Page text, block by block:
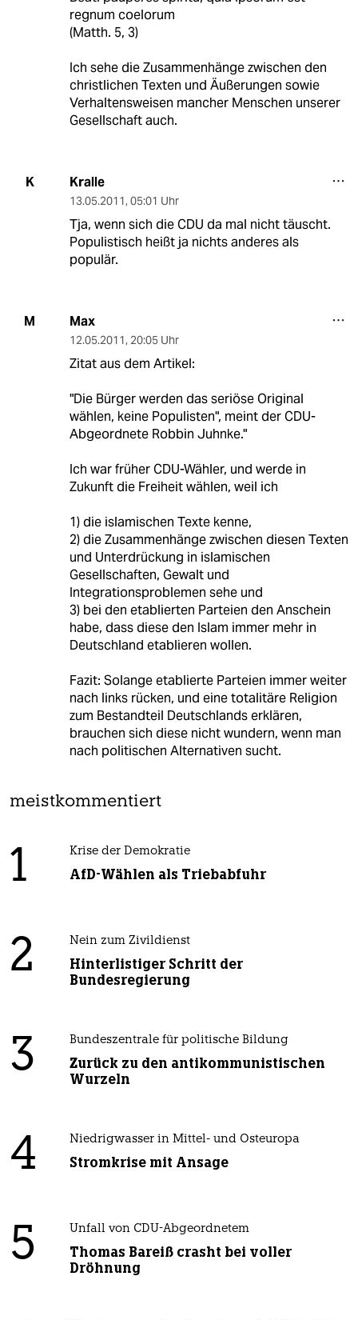
regnum coelorum
(Matth. 5, 3)
Ich sehe die Zusammenhänge zwischen den
christlichen Texten und Äußerungen sowie
Verhaltensweisen mancher Menschen unserer
Gesellschaft auch.
K Kralle
13.05.2011, 05:01 Uhr
Tja, wenn sich die CDU da mal nicht täuscht.
Populistisch heißt ja nichts anderes als
populär.
M Max
12.05.2011, 20:05 Uhr
Zitat aus dem Artikel:
"Die Bürger werden das seriöse Original
wählen, keine Populisten", meint der CDU-
Abgeordnete Robbin Juhnke."
Ich war früher CDU-Wähler, und werde in
Zukunft die Freiheit wählen, weil ich
1) die islamischen Texte kenne,
2) die Zusammenhänge zwischen diesen Texten
und Unterdrückung in islamischen
Gesellschaften, Gewalt und
Integrationsproblemen sehe und
3) bei den etablierten Parteien den Anschein
habe, dass diese den Islam immer mehr in
Deutschland etablieren wollen.
Fazit: Solange etablierte Parteien immer weiter
nach links rücken, und eine totalitäre Religion
zum Bestandteil Deutschlands erklären,
brauchen sich diese nicht wundern, wenn man
nach politischen Alternativen sucht.
meistkommentiert
1 Krise der Demokratie
AfD-Wählen als Triebabfuhr
2 Nein zum Zivildienst
Hinterlistiger Schritt der
Bundesregierung
3 Bundeszentrale für politische Bildung
Zurück zu den antikommunistischen
Wurzeln
4 Niedrigwasser in Mittel- und Osteuropa
Stromkrise mit Ansage
5 Unfall von CDU-Abgeordnetem
Thomas Bareiß crasht bei voller
Dröhnung